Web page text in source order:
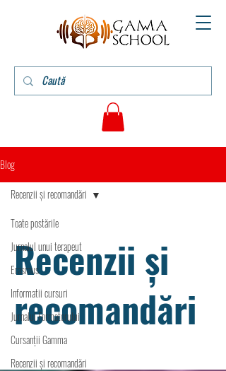
Blog
Toate postările
Jurnalul unui terapeut
Erasmus
Informatii cursuri
Jurnalul Formatorului
Cursanții Gamma
Recenzii și recomandări
Recenzii și recomandări
Recenzii și
recomandări